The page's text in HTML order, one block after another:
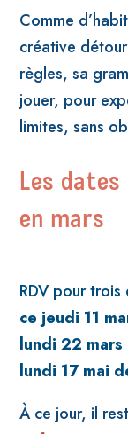
Comme
créative
règles, sa
jouer, pour
limites, sans
Les
en mars
RDV pour
ce jeudi 11
lundi 22 mars
lundi 17 mai
À ce jour, il